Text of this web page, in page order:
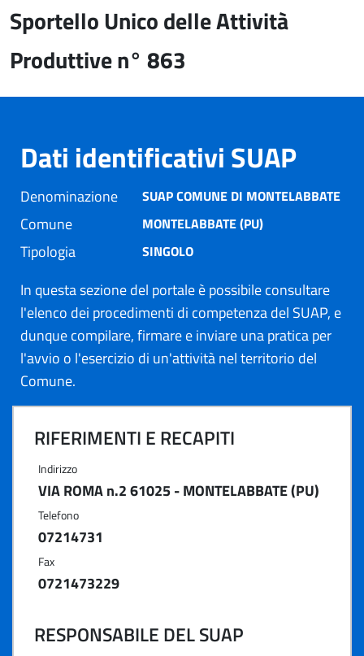
Sportello Unico delle Attività
Produttive n° 863
Dati identificativi SUAP
Denominazione SUAP COMUNE DI MONTELABBATE
Comune MONTELABBATE (PU)
Tipologia SINGOLO
In questa sezione del portale è possibile consultare
l'elenco dei procedimenti di competenza del SUAP, e
dunque compilare, firmare e inviare una pratica per
l'avvio o l'esercizio di un'attività nel territorio del
Comune.
RIFERIMENTI E RECAPITI
Indirizzo
VIA ROMA n.2 61025 - MONTELABBATE (PU)
Telefono
07214731
Fax
0721473229
RESPONSABILE DEL SUAP